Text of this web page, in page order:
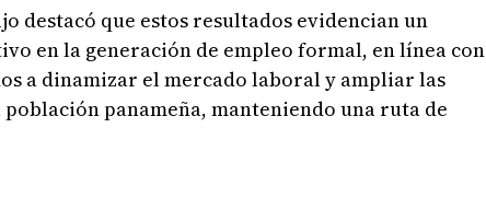
destacó que estos resultados evidencian un
en la generación de empleo formal, en línea con
a dinamizar el mercado laboral y ampliar las
panameña, manteniendo una ruta de